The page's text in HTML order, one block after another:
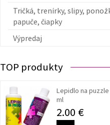
Tričká, trenírky, slipy,
papuče, čiapky
Výpredaj
TOP produkty
Lepidlo na puzzle
ml
2.00 €